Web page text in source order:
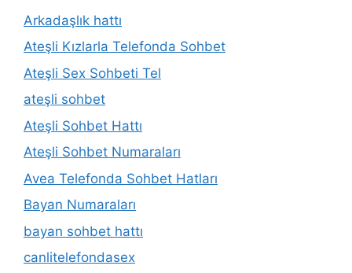
Arkadaşlık hattı
Ateşli Kızlarla Telefonda Sohbet
Ateşli Sex Sohbeti Tel
ateşli sohbet
Ateşli Sohbet Hattı
Ateşli Sohbet Numaraları
Avea Telefonda Sohbet Hatları
Bayan Numaraları
bayan sohbet hattı
canlitelefondasex